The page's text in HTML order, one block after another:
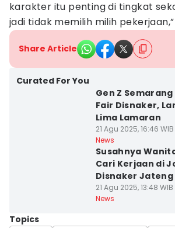
karakter itu penting di tingkat
jadi tidak memilih milih
Share Article
Curated For You
Gen Z
Fair Disnaker,
Lima Lamaran
21 Agu 2025, 16:46 WIB
News
Susahnya
Cari Kerjaan di
Disnaker Jateng
21 Agu 2025, 13:48 WIB
News
Topics